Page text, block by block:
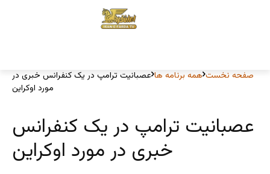
صفحه نخست همه برنامه ها عصبانیت ترامپ در یک کنفرانس خبری در
مورد اوکراین
عصبانیت ترامپ در یک کنفرانس
خبری در مورد اوکراین